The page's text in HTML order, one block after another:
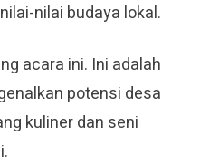
nilai budaya lokal.
acara ini. Ini adalah
potensi desa
kuliner dan seni